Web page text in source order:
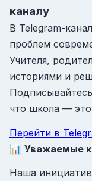
каналу
В Telegram-
проблем
Учителя,
историями и
что школа —
Перейти в
📊 Уважаемые
Наша